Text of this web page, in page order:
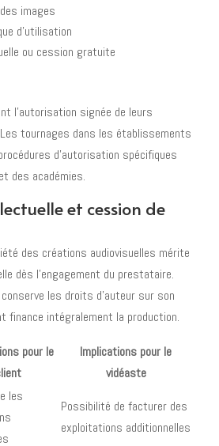
images
d'utilisation
ou cession gratuite
l'autorisation signée de leurs
tournages dans les établissements
d'autorisation spécifiques
des académies.
et cession de
des créations audiovisuelles mérite
dès l'engagement du prestataire.
les droits d'auteur sur son
finance intégralement la production.
pour le
Implications pour le
vidéaste
les
Possibilité de facturer des
exploitations additionnelles